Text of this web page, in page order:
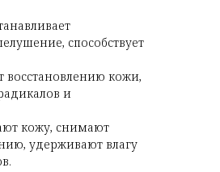
способствует
восстановлению кожи,
и
кожу, снимают
удерживают влагу